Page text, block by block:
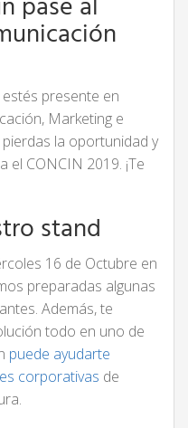
presente en
Marketing e
la oportunidad y
CONCIN 2019. ¡Te
stand
16 de Octubre en
preparadas algunas
Además, te
todo en uno de
puede ayudarte
corporativas de